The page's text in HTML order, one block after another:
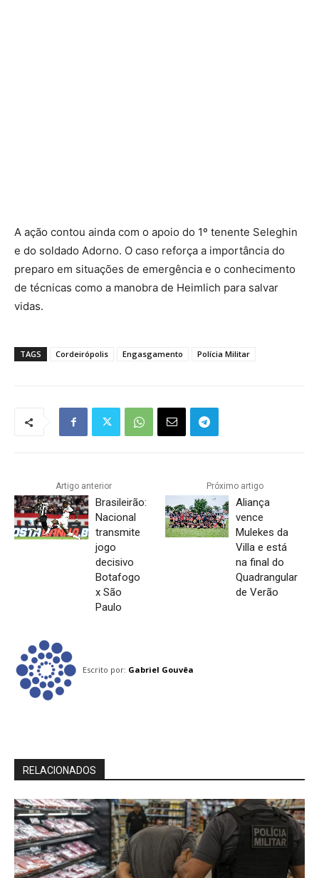
A ação contou ainda com o apoio do 1º tenente Seleghin
e do soldado Adorno. O caso reforça a importância do
preparo em situações de emergência e o conhecimento
de técnicas como a manobra de Heimlich para salvar
vidas.
TAGS Cordeirópolis Engasgamento Polícia Militar
Artigo anterior
Brasileirão:
Nacional
transmite
jogo
decisivo
Botafogo
x São
Paulo
Próximo artigo
Aliança
vence
Mulekes da
Villa e está
na final do
Quadrangular
de Verão
Escrito por: Gabriel Gouvêa
RELACIONADOS